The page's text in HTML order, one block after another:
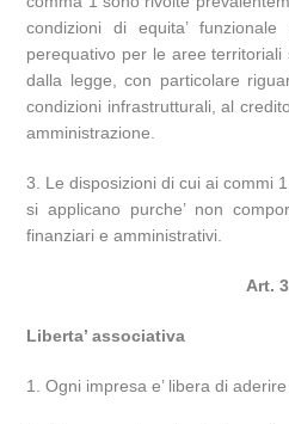
condizioni di equita’
perequativo per le aree territoriali
dalla legge, con particolare
condizioni infrastrutturali, al
amministrazione.
3. Le disposizioni di cui ai commi
si applicano purche’ non
finanziari e amministrativi.
Art. 3
Liberta’ associativa
1. Ogni impresa e’ libera di